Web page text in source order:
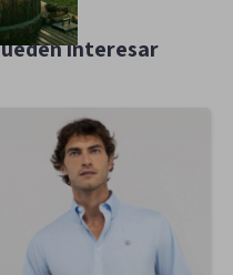
interesar